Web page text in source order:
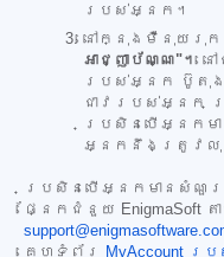
របស់អ្នក។
នៅក្នុងម៉ឺនុយរុក
អាជ្ញាប័ណ្ណ"។ ន
របស់អ្នក ប៊ូតុង
ជាវរបស់អ្នក ប្
ប្រសិនបើអ្នកម
អ្នកនឹងត្រូវលុប
ប្រសិនបើអ្នកមានសំណួរ
ផ្នែកជំនួយ EnigmaSoft ត
គេហទំព័រ
MyAccount រប